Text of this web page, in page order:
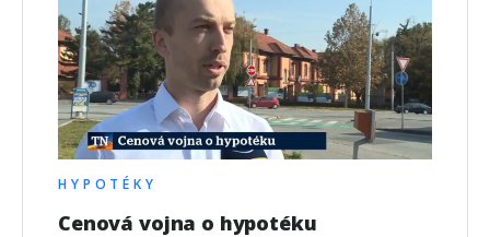
HYPOTÉKY
Cenová vojna o hypotéku